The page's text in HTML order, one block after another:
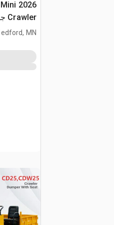
Mini
Crawler جرار نقل (Unused)
MN